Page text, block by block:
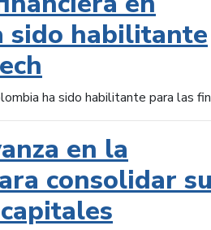
sido habilitante
ha sido habilitante para las
en la
consolidar